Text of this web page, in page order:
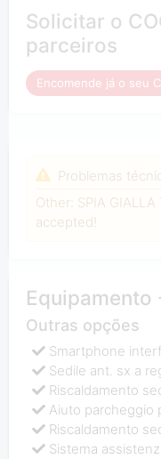
Solicitar o
parceiros
Encomende já o seu
Problemas
Other: SPIA GIALLA
accepted!
Equipamento
Outras opções
Smartphone
Sedile ant. sx a
Riscaldamento
Aiuto parcheggio
Riscaldamento
Sistema